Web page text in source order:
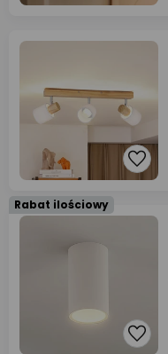
Rabat ilościowy